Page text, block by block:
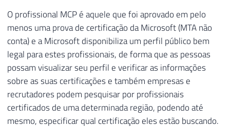
O profissional MCP é aquele que foi aprovado em pelo
menos uma prova de certificação da Microsoft (MTA não
conta) e a Microsoft disponibiliza um perfil público bem
legal para estes profissionais, de forma que as pessoas
possam visualizar seu perfil e verificar as informações
sobre as suas certificações e também empresas e
recrutadores podem pesquisar por profissionais
certificados de uma determinada região, podendo até
mesmo, especificar qual certificação eles estão buscando.